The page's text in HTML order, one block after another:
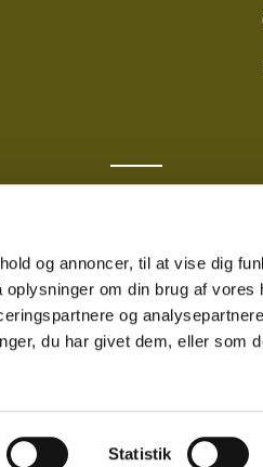
og annoncer, til at vise dig
om din brug af vores
og
du har givet dem, eller som
Statistik
Privatlivspolitik Log på ChurchDesk